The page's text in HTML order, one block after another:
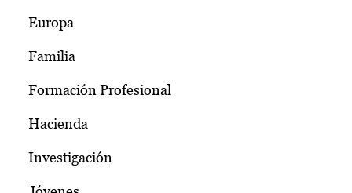
Europa
Familia
Formación Profesional
Hacienda
Investigación